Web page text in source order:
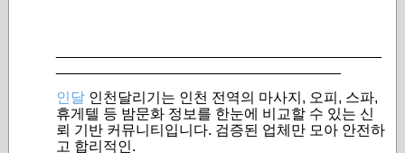
인달 인천달리기는 인천 전역의 마사지, 오피, 스파,
휴게텔 등 밤문화 정보를 한눈에 비교할 수 있는 신
뢰 기반 커뮤니티입니다. 검증된 업체만 모아 안전하
고 합리적인.